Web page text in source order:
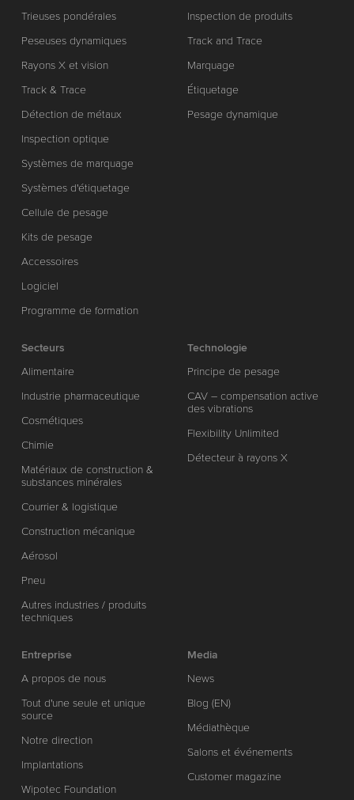
Trieuses pondérales
Peseuses dynamiques
Rayons X et vision
Track & Trace
Détection de métaux
Inspection optique
Systèmes de marquage
Systèmes d'étiquetage
Cellule de pesage
Kits de pesage
Accessoires
Logiciel
Programme de formation
Inspection de produits
Track and Trace
Marquage
Étiquetage
Pesage dynamique
Secteurs
Alimentaire
Industrie pharmaceutique
Cosmétiques
Chimie
Matériaux de construction &
substances minérales
Courrier & logistique
Construction mécanique
Aérosol
Pneu
Autres industries / produits
techniques
Technologie
Principe de pesage
CAV – compensation active
des vibrations
Flexibility Unlimited
Détecteur à rayons X
Entreprise
A propos de nous
Tout d'une seule et unique
source
Notre direction
Implantations
Wipotec Foundation
Media
News
Blog (EN)
Médiathèque
Salons et événements
Customer magazine